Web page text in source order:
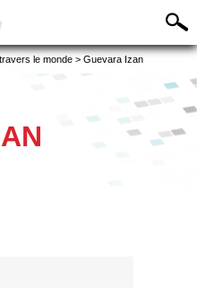
le monde > Guevara Izan